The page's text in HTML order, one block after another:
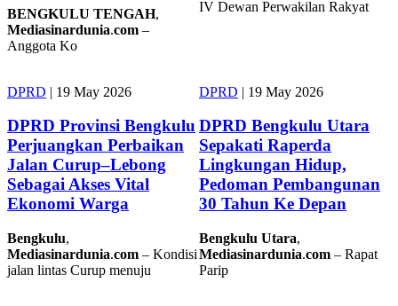
BENGKULU TENGAH,
Mediasinardunia.com –
Anggota Ko
IV Dewan Perwakilan Rakyat
DPRD | 19 May 2026
DPRD Provinsi Bengkulu
Perjuangkan Perbaikan
Jalan Curup–Lebong
Sebagai Akses Vital
Ekonomi Warga
Bengkulu,
Mediasinardunia.com – Kondisi
jalan lintas Curup menuju
DPRD | 19 May 2026
DPRD Bengkulu Utara
Sepakati Raperda
Lingkungan Hidup,
Pedoman Pembangunan
30 Tahun Ke Depan
Bengkulu Utara,
Mediasinardunia.com – Rapat
Parip